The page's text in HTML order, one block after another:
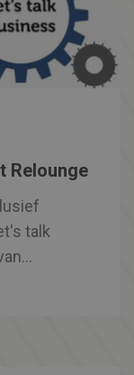
Relounge
talk